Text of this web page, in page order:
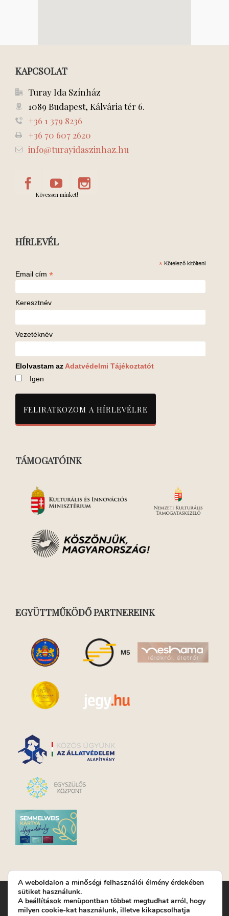
KAPCSOLAT
Turay Ida Színház
1089 Budapest, Kálvária tér 6.
+36 1 379 8236
+36 70 607 2620
info@turayidaszinhaz.hu
Kövessen minket!
HÍRLEVÉL
* Kötelező kitölteni
Email cím *
Keresztnév
Vezetéknév
Elolvastam az Adatvédelmi Tájékoztatót
Igen
TÁMOGATÓINK
EGYÜTTMŰKÖDŐ PARTNEREINK
Turay Ida Színház Közhasznú Nonprofit Kft. | Működési
helyszín: Turay Ida Színház 1089 Budapest, Kálvária tér 6. |
A weboldalon a minőségi felhasználói élmény érdekében
sütiket használunk.
A beállítások menüpontban többet megtudhat arról, hogy
milyen cookie-kat használunk, illetve kikapcsolhatja